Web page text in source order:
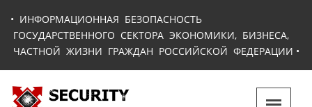
• ИНФОРМАЦИОННАЯ БЕЗОПАСНОСТЬ
ГОСУДАРСТВЕННОГО СЕКТОРА ЭКОНОМИКИ, БИЗНЕСА,
ЧАСТНОЙ ЖИЗНИ ГРАЖДАН РОССИЙСКОЙ ФЕДЕРАЦИИ •